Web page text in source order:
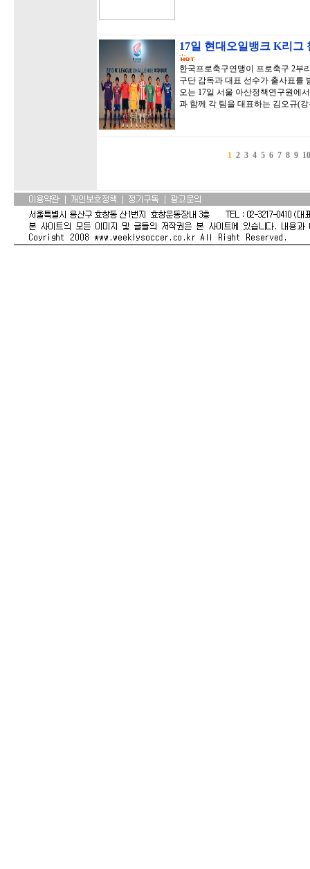
17일 현대오일뱅크 K리그
한국프로축구연맹이 프로축구 2부
구단 감독과 대표 선수가 출사표를
오는 17일 서울 아산정책연구원에
과 함께 각 팀을 대표하는 김오규(
1 2 3 4 5 6 7 8 9 10